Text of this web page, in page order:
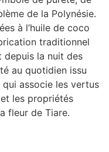
de la Polynésie.
à l’huile de coco
traditionnel
depuis la nuit des
au quotidien issu
associe les vertus
les propriétés
fleur de Tiare.